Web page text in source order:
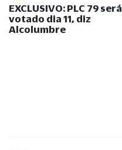
EXCLUSIVO: PLC 79 será
votado dia 11, diz
Alcolumbre